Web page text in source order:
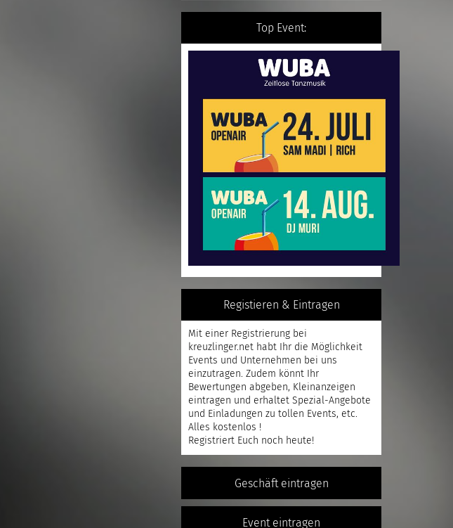
Top Event:
Registieren & Eintragen
Mit einer Registrierung bei
kreuzlinger.net habt Ihr die Möglichkeit
Events und Unternehmen bei uns
einzutragen. Zudem könnt Ihr
Bewertungen abgeben, Kleinanzeigen
eintragen und erhaltet Spezial-Angebote
und Einladungen zu tollen Events, etc.
Alles kostenlos !
Registriert Euch noch heute!
Geschäft eintragen
Event eintragen